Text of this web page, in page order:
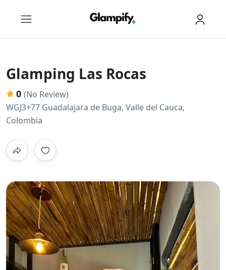
Glamping Las Rocas
0 (No Review)
WGJ3+77 Guadalajara de Buga, Valle del Cauca,
Colombia